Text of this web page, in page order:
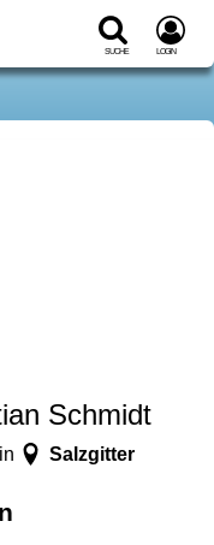
Suche Login
Schmidt
Salzgitter